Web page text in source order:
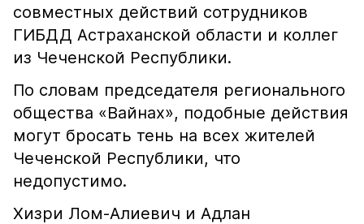
совместных действий сотрудников
ГИБДД Астраханской области и коллег
из Чеченской Республики.
По словам председателя регионального
общества «Вайнах», подобные действия
могут бросать тень на всех жителей
Чеченской Республики, что
недопустимо.
Хизри Лом-Алиевич и Адлан